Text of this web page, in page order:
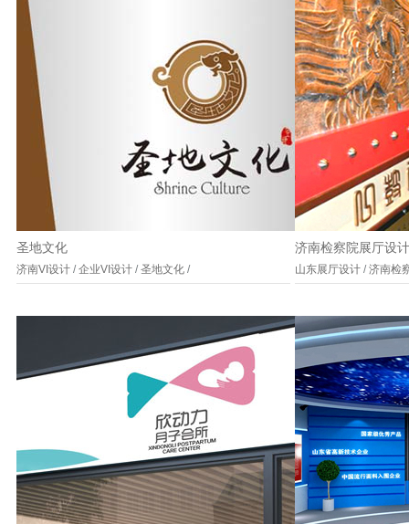
圣地文化
济南VI设计 /企业VI设计 /圣地文化 /
济南检察院展厅设计
山东展厅设计 /济南检